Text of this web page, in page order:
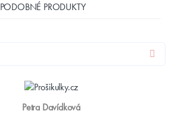
PODOBNÉ PRODUKTY
Petra Davídková